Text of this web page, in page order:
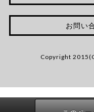
お問い
Copyright